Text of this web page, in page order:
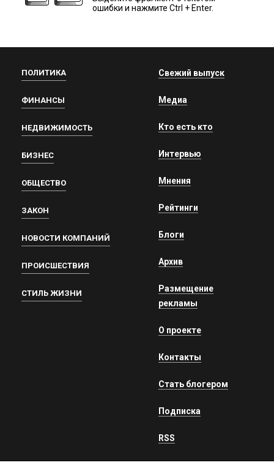
ошибки и нажмите Ctrl + Enter.
ПОЛИТИКА
ФИНАНСЫ
НЕДВИЖИМОСТЬ
БИЗНЕС
ОБЩЕСТВО
ЗАКОН
НОВОСТИ КОМПАНИЙ
ПРОИСШЕСТВИЯ
СТИЛЬ ЖИЗНИ
Свежий выпуск
Медиа
Кто есть кто
Интервью
Мнения
Рейтинги
Блоги
Архив
Размещение
рекламы
О проекте
Контакты
Стать блогером
Подписка
RSS